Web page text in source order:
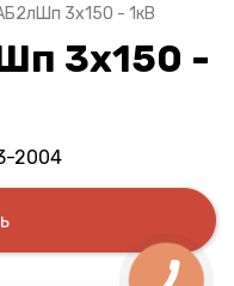
3х150 - 1кВ
3х150 -
2004